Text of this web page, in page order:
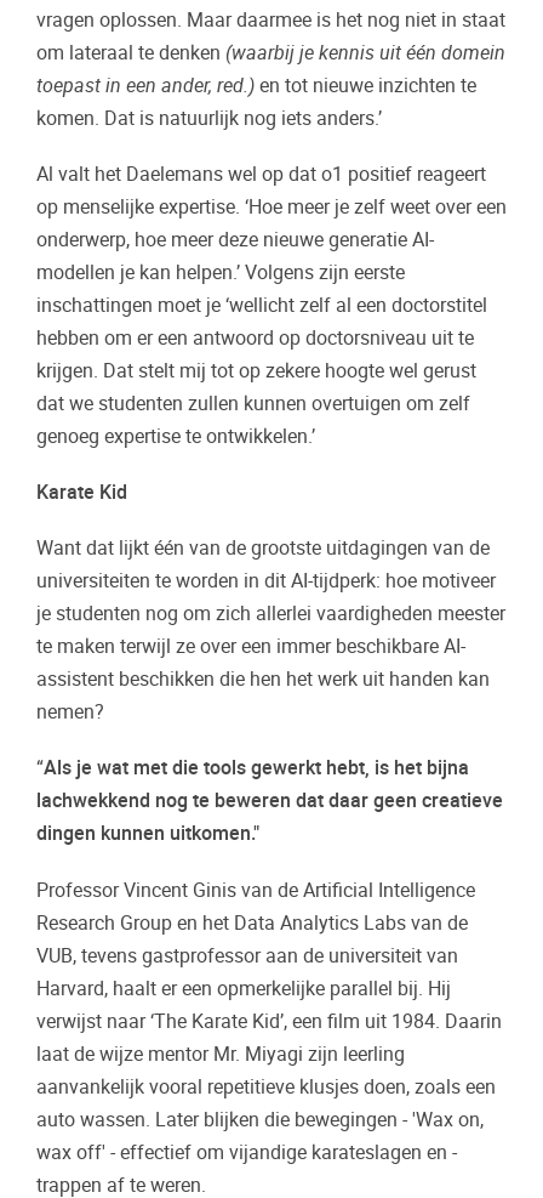
vragen oplossen. Maar daarmee is het nog niet in staat
om lateraal te denken (waarbij je kennis uit één domein
toepast in een ander, red.) en tot nieuwe inzichten te
komen. Dat is natuurlijk nog iets anders.’
Al valt het Daelemans wel op dat o1 positief reageert
op menselijke expertise. ‘Hoe meer je zelf weet over een
onderwerp, hoe meer deze nieuwe generatie AI-
modellen je kan helpen.’ Volgens zijn eerste
inschattingen moet je ‘wellicht zelf al een doctorstitel
hebben om er een antwoord op doctorsniveau uit te
krijgen. Dat stelt mij tot op zekere hoogte wel gerust
dat we studenten zullen kunnen overtuigen om zelf
genoeg expertise te ontwikkelen.’
Karate Kid
Want dat lijkt één van de grootste uitdagingen van de
universiteiten te worden in dit AI-tijdperk: hoe motiveer
je studenten nog om zich allerlei vaardigheden meester
te maken terwijl ze over een immer beschikbare AI-
assistent beschikken die hen het werk uit handen kan
nemen?
“Als je wat met die tools gewerkt hebt, is het bijna
lachwekkend nog te beweren dat daar geen creatieve
dingen kunnen uitkomen."
Professor Vincent Ginis van de Artificial Intelligence
Research Group en het Data Analytics Labs van de
VUB, tevens gastprofessor aan de universiteit van
Harvard, haalt er een opmerkelijke parallel bij. Hij
verwijst naar ‘The Karate Kid’, een film uit 1984. Daarin
laat de wijze mentor Mr. Miyagi zijn leerling
aanvankelijk vooral repetitieve klusjes doen, zoals een
auto wassen. Later blijken die bewegingen - 'Wax on,
wax off' - effectief om vijandige karateslagen en -
trappen af te weren.